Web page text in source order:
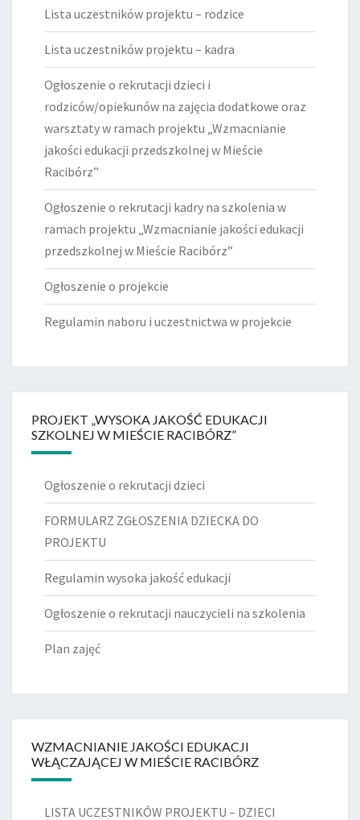
Lista uczestników projektu – rodzice
Lista uczestników projektu – kadra
Ogłoszenie o rekrutacji dzieci i
rodziców/opiekunów na zajęcia dodatkowe oraz
warsztaty w ramach projektu „Wzmacnianie
jakości edukacji przedszkolnej w Mieście
Racibórz”
Ogłoszenie o rekrutacji kadry na szkolenia w
ramach projektu „Wzmacnianie jakości edukacji
przedszkolnej w Mieście Racibórz”
Ogłoszenie o projekcie
Regulamin naboru i uczestnictwa w projekcie
PROJEKT „WYSOKA JAKOŚĆ EDUKACJI
SZKOLNEJ W MIEŚCIE RACIBÓRZ”
Ogłoszenie o rekrutacji dzieci
FORMULARZ ZGŁOSZENIA DZIECKA DO
PROJEKTU
Regulamin wysoka jakość edukacji
Ogłoszenie o rekrutacji nauczycieli na szkolenia
Plan zajęć
WZMACNIANIE JAKOŚCI EDUKACJI
WŁĄCZAJĄCEJ W MIEŚCIE RACIBÓRZ
LISTA UCZESTNIKÓW PROJEKTU – DZIECI